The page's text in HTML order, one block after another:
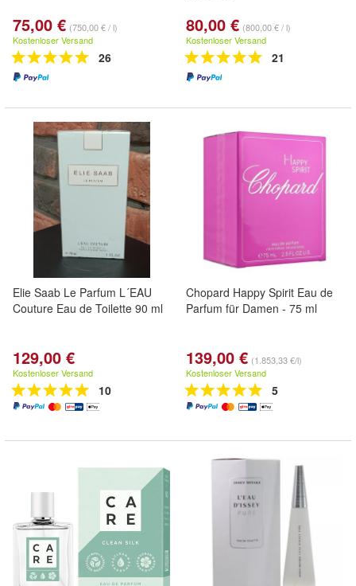
75,00 € (750,00 € / l)
Kostenloser Versand
26
80,00 € (800,00 € / l)
Kostenloser Versand
21
Elie Saab Le Parfum L´EAU
Couture Eau de Toilette 90 ml
129,00 €
Kostenloser Versand
10
Chopard Happy Spirit Eau de
Parfum für Damen - 75 ml
139,00 € (1.853,33 €/l)
Kostenloser Versand
5